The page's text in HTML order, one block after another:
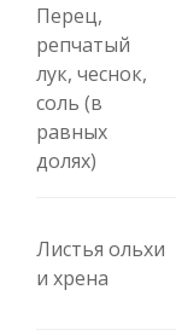
Перец,
репчатый
лук, чеснок,
соль (в
равных
долях)
Листья ольхи
и хрена